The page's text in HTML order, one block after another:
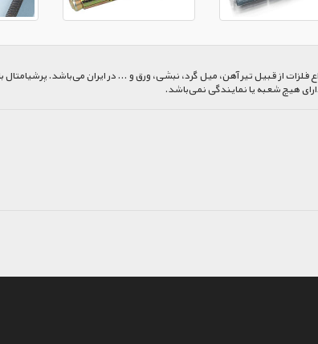
از قبیل تیر آهن، میل گرد، نبشی، ورق و ... در ایران می‌باشد. پرشیامتال
هیچ شعبه یا نمایندگی نمی‌باشد.